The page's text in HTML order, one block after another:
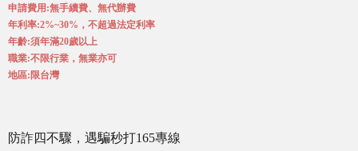
申請費用:無手續費、無代辦費
年利率:2%~30%，不超過法定利率
年齡:須年滿20歲以上
職業:不限行業，無業亦可
地區:限台灣
防詐四不驟，遇騙秒打165專線